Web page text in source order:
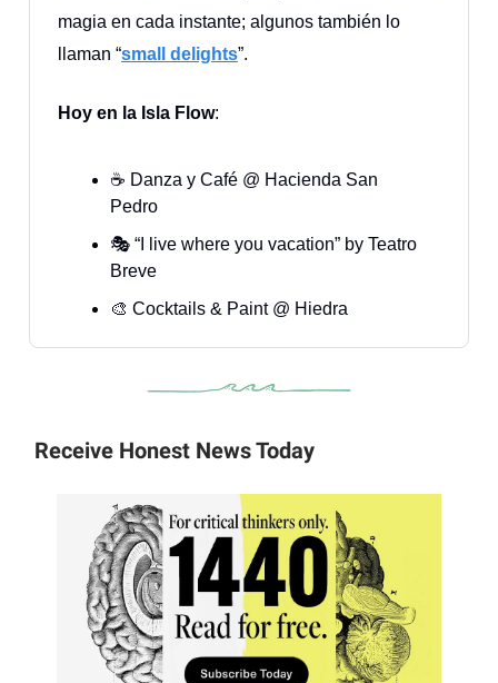
magia en cada instante; algunos también lo
llaman “small delights”.
Hoy en la Isla Flow:
☕ Danza y Café @ Hacienda San
Pedro
🎭 “I live where you vacation” by Teatro
Breve
🎨 Cocktails & Paint @ Hiedra
Receive Honest News Today